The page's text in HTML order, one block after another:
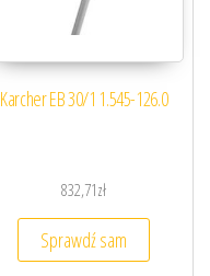
Karcher EB 30/1 1.545-126.0
832,71zł
Sprawdź sam